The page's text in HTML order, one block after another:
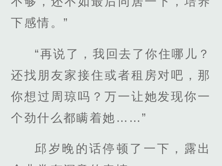
下感情。”
“再说了，我回去了你住哪儿？
还找朋友家接住或者租房对吧，那
你想过周琼吗？万一让她发现你一
个劲什么都瞒着她……”
邱岁晚的话停顿了一下，露出